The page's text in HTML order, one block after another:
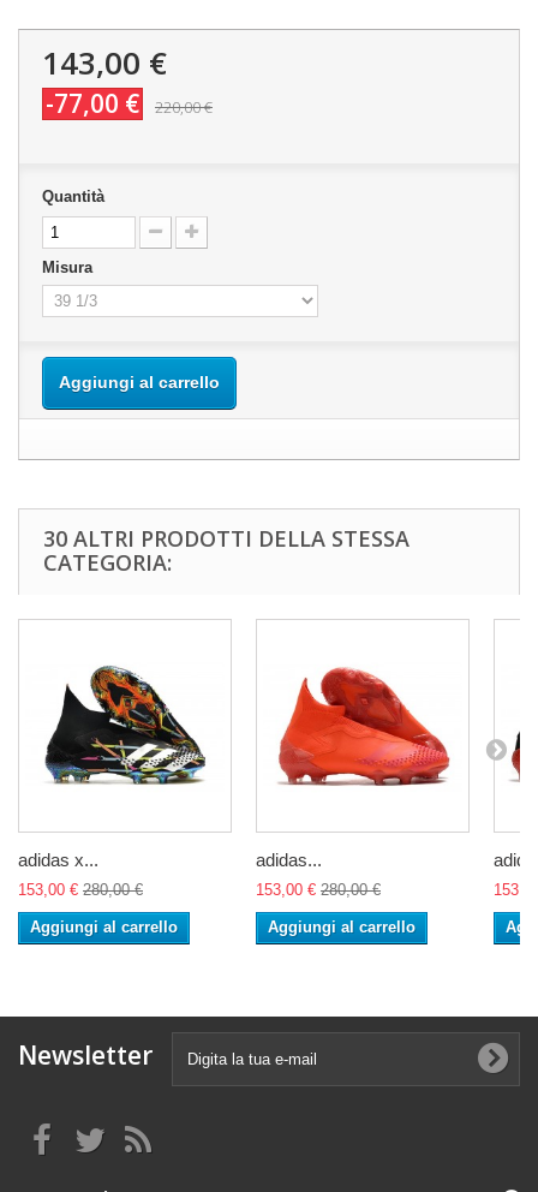
143,00 €
-77,00 € 220,00 €
Quantità
Misura
Aggiungi al carrello
30 ALTRI PRODOTTI DELLA STESSA
CATEGORIA:
adidas x...
153,00 € 280,00 €
Aggiungi al carrello
adidas...
153,00 € 280,00 €
Aggiungi al carrello
Newsletter